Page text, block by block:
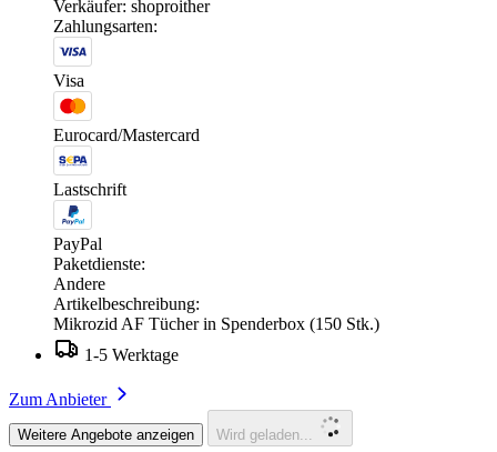
Verkäufer: shoproither
Zahlungsarten:
Visa
Eurocard/Mastercard
Lastschrift
PayPal
Paketdienste:
Andere
Artikelbeschreibung:
Mikrozid AF Tücher in Spenderbox (150 Stk.)
1-5 Werktage
Zum Anbieter
Weitere Angebote anzeigen Wird geladen...